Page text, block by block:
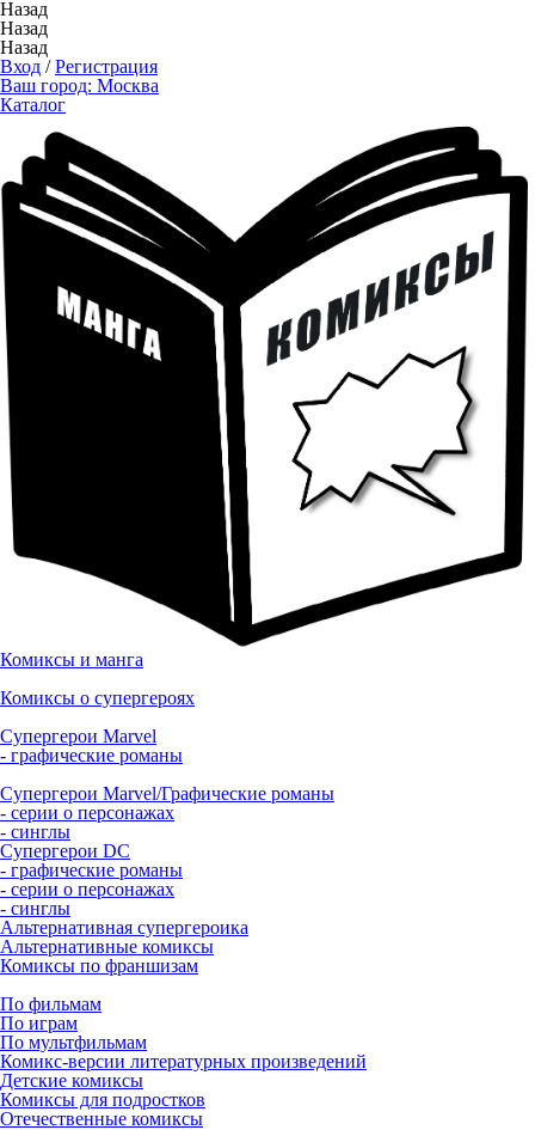
Назад
Назад
Назад
Вход /Регистрация
Ваш город: Москва
Каталог
Комиксы и манга
Комиксы о супергероях
Супергерои Marvel
- графические романы
Супергерои Marvel/Графические романы
- серии о персонажах
- синглы
Супергерои DC
- графические романы
- серии о персонажах
- синглы
Альтернативная супергероика
Альтернативные комиксы
Комиксы по франшизам
По фильмам
По играм
По мультфильмам
Комикс-версии литературных произведений
Детские комиксы
Комиксы для подростков
Отечественные комиксы